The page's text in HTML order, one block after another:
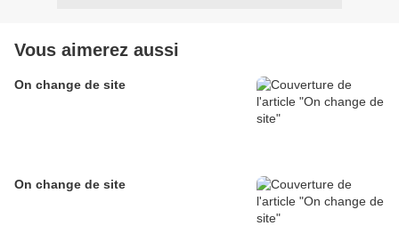
Vous aimerez aussi
On change de site
On change de site